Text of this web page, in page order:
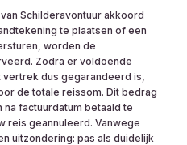
Schilderavontuur akkoord
te plaatsen of een
worden de
Zodra er voldoende
dus gegarandeerd is,
de totale reissom. Dit bedrag
na factuurdatum betaald te
reis geannuleerd. Vanwege
uitzondering: pas als duidelijk